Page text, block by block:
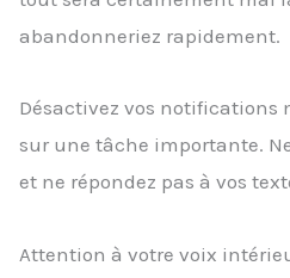
abandonneriez rapidement.
Désactivez vos notifications
sur une tâche importante.
et ne répondez pas à vos
Attention à votre voix